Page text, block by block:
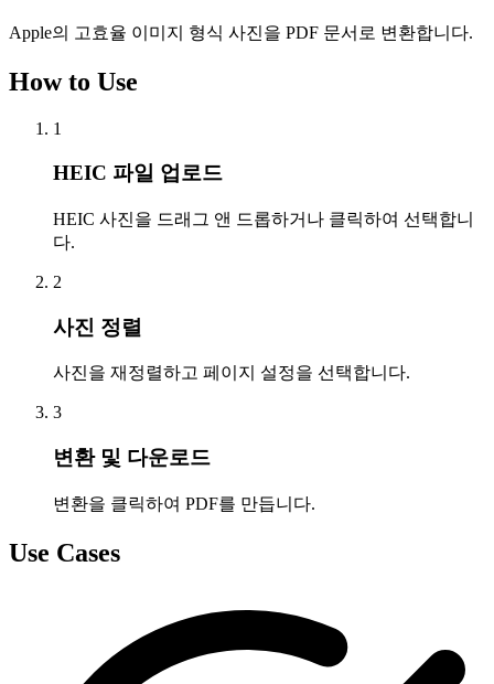
Apple의 고효율 이미지 형식 사진을 PDF 문서로 변환합니다.
How to Use
1
HEIC 파일 업로드
HEIC 사진을 드래그 앤 드롭하거나 클릭하여 선택합니
다.
2
사진 정렬
사진을 재정렬하고 페이지 설정을 선택합니다.
3
변환 및 다운로드
변환을 클릭하여 PDF를 만듭니다.
Use Cases